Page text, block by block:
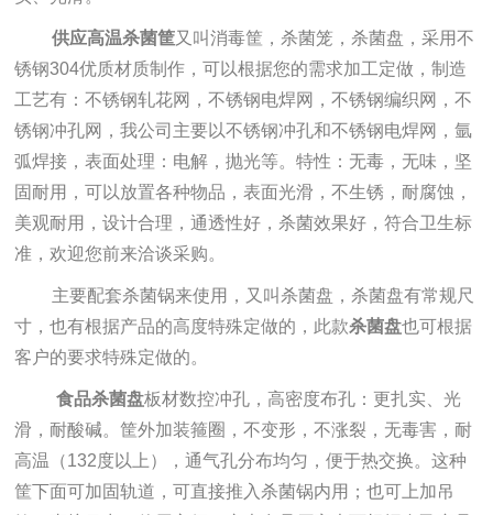
供应高温杀菌筐又叫消毒筐，杀菌笼，杀菌盘，采用不
锈钢304优质材质制作，可以根据您的需求加工定做，制造
工艺有：不锈钢轧花网，不锈钢电焊网，不锈钢编织网，不
锈钢冲孔网，我公司主要以不锈钢冲孔和不锈钢电焊网，氩
弧焊接，表面处理：电解，抛光等。特性：无毒，无味，坚
固耐用，可以放置各种物品，表面光滑，不生锈，耐腐蚀，
美观耐用，设计合理，通透性好，杀菌效果好，符合卫生标
准，欢迎您前来洽谈采购。
主要配套杀菌锅来使用，又叫杀菌盘，杀菌盘有常规尺
寸，也有根据产品的高度特殊定做的，此款杀菌盘也可根据
客户的要求特殊定做的。
食品杀菌盘板材数控冲孔，高密度布孔：更扎实、光
滑，耐酸碱。筐外加装箍圈，不变形，不涨裂，无毒害，耐
高温（132度以上），通气孔分布均匀，便于热交换。这种
筐下面可加固轨道，可直接推入杀菌锅内用；也可上加吊